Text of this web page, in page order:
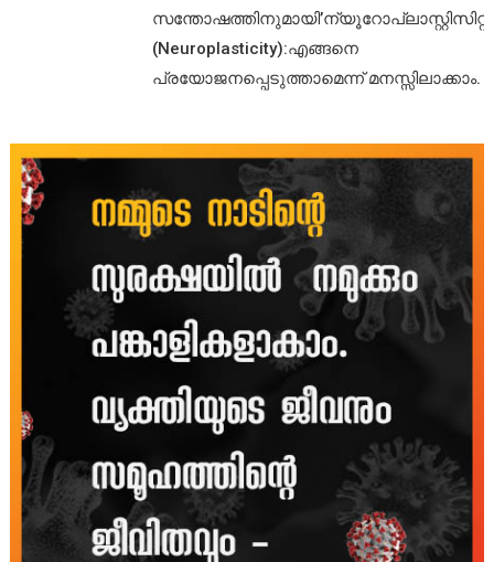
സന്തോഷത്തിനുമായി’ന്യൂറോപ്ലാസ്റ്റിസിറ്റി’
(Neuroplasticity):എങ്ങനെ
പ്രയോജനപ്പെടുത്താമെന്ന് മനസ്സിലാക്കാം.